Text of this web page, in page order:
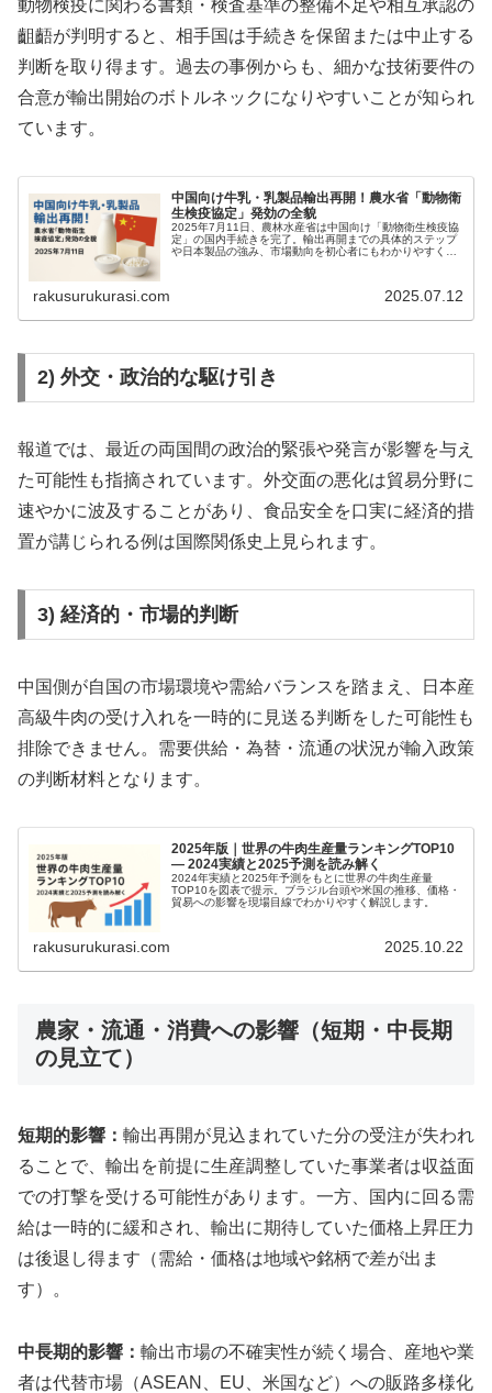
動物検疫に関わる書類・検査基準の整備不足や相互承認の
齟齬が判明すると、相手国は手続きを保留または中止する
判断を取り得ます。過去の事例からも、細かな技術要件の
合意が輸出開始のボトルネックになりやすいことが知られ
ています。
中国向け牛乳・乳製品輸出再開！農水省「動物衛
生検疫協定」発効の全貌
2025年7月11日、農林水産省は中国向け「動物衛生検疫協
定」の国内手続きを完了。輸出再開までの具体的ステップ
や日本製品の強み、市場動向を初心者にもわかりやすく解
rakusurukurasi.com 2025.07.12
2) 外交・政治的な駆け引き
報道では、最近の両国間の政治的緊張や発言が影響を与え
た可能性も指摘されています。外交面の悪化は貿易分野に
速やかに波及することがあり、食品安全を口実に経済的措
置が講じられる例は国際関係史上見られます。
3) 経済的・市場的判断
中国側が自国の市場環境や需給バランスを踏まえ、日本産
高級牛肉の受け入れを一時的に見送る判断をした可能性も
排除できません。需要供給・為替・流通の状況が輸入政策
の判断材料となります。
2025年版｜世界の牛肉生産量ランキングTOP10
— 2024実績と2025予測を読み解く
2024年実績と2025年予測をもとに世界の牛肉生産量
TOP10を図表で提示。ブラジル台頭や米国の推移、価格・
貿易への影響を現場目線でわかりやすく解説します。
rakusurukurasi.com 2025.10.22
農家・流通・消費への影響（短期・中長期
の見立て）
短期的影響： 輸出再開が見込まれていた分の受注が失われ
ることで、輸出を前提に生産調整していた事業者は収益面
での打撃を受ける可能性があります。一方、国内に回る需
給は一時的に緩和され、輸出に期待していた価格上昇圧力
は後退し得ます（需給・価格は地域や銘柄で差が出ま
す）。
中長期的影響： 輸出市場の不確実性が続く場合、産地や業
者は代替市場（ASEAN、EU、米国など）への販路多様化